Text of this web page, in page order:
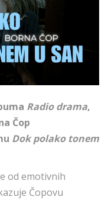
Radio drama,
Čop
Dok polako tonem
od emotivnih
Čopovu